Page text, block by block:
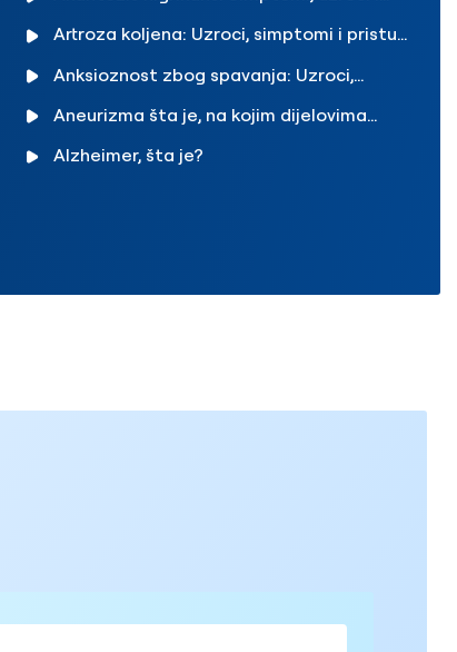
Artroza koljena: Uzroci, simptomi i pristupi
Anksioznost zbog spavanja: Uzroci,
Aneurizma šta je, na kojim dijelovima
Alzheimer, šta je?